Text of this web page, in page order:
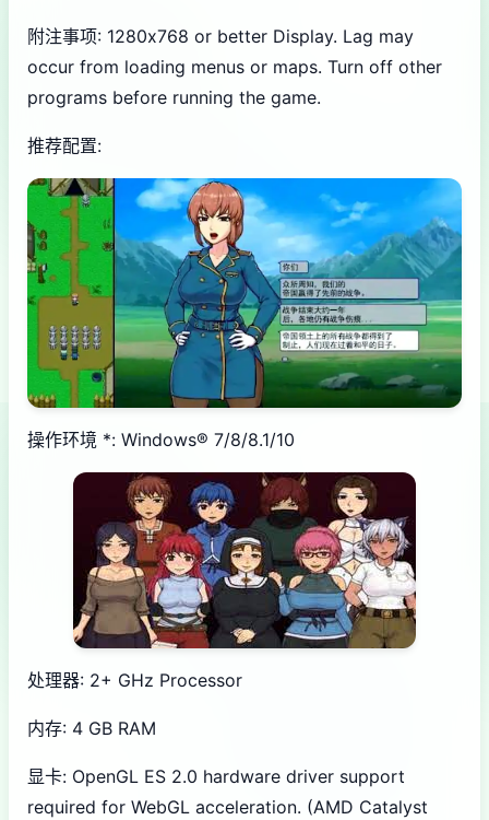
附注事项: 1280x768 or better Display. Lag may
occur from loading menus or maps. Turn off other
programs before running the game.
推荐配置:
操作环境 *: Windows® 7/8/8.1/10
处理器: 2+ GHz Processor
内存: 4 GB RAM
显卡: OpenGL ES 2.0 hardware driver support
required for WebGL acceleration. (AMD Catalyst